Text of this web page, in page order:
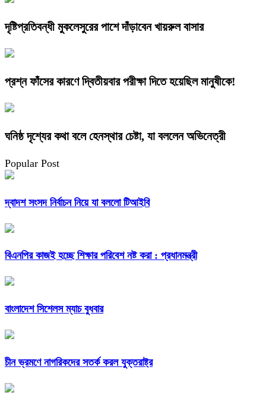
দৃষ্টিপ্রতিবন্ধী মুকলেসুরের পাশে দাঁড়াবেন খায়রুল বাসার
প্রশ্ন ফাঁসের কারণে দ্বিতীয়বার পরীক্ষা দিতে হয়েছিল মানুষীকে!
ঘনিষ্ঠ দৃশ্যের কথা বলে হেনস্থার চেষ্টা, যা বললেন অভিনেত্রী
Popular Post
দ্বাদশ সংসদ নির্বাচন নিয়ে যা বললো টিআইবি
বিএনপির কাজই হচ্ছে শিক্ষার পরিবেশ নষ্ট করা : প্রধানমন্ত্রী
বাংলাদেশ সিশেলস ম্যাচ বুধবার
চীন ভ্রমণে নাগরিকদের সতর্ক করল যুক্তরাষ্ট্র